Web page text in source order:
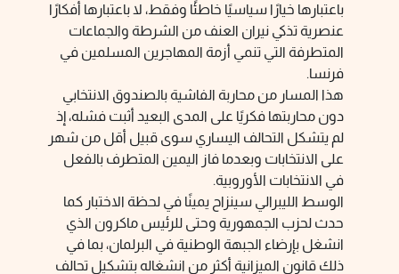
باعتبارها خيارًا سياسيًا خاطئًا وفقط، لا باعتبارها أفكارًا
عنصرية تذكي نيران العنف من الشرطة والجماعات
المتطرفة التي تنمي أزمة المهاجرين المسلمين في
فرنسا.
هذا المسار من محاربة الفاشية بالصندوق الانتخابي
دون محاربتها فكريًا على المدى البعيد أثبت فشله، إذ
لم يتشكل التحالف اليساري سوى قبيل أقل من شهر
على الانتخابات وبعدما فاز اليمين المتطرف بالفعل
في الانتخابات الأوروبية.
الوسط الليبرالي سينزاح يمينًا في لحظة الاختبار كما
حدث لحزب الجمهورية وحتى للرئيس ماكرون الذي
انشغل بإرضاء الجبهة الوطنية في البرلمان، بما في
ذلك قانون الميزانية أكثر من انشغاله بتشكيل تحالف